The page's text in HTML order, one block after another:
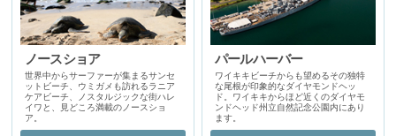
ノースショア
世界中からサーファーが集まるサンセ
ットビーチ、ウミガメも訪れるラニア
ケアビーチ、ノスタルジックな街ハレ
イワと、見どころ満載のノースショ
ア。
パールハーバー
ワイキキビーチからも望めるその独特
な尾根が印象的なダイヤモンドヘッ
ド。ワイキキからほど近くのダイヤモ
ンドヘッド州立自然記念公園内にあり
ます。